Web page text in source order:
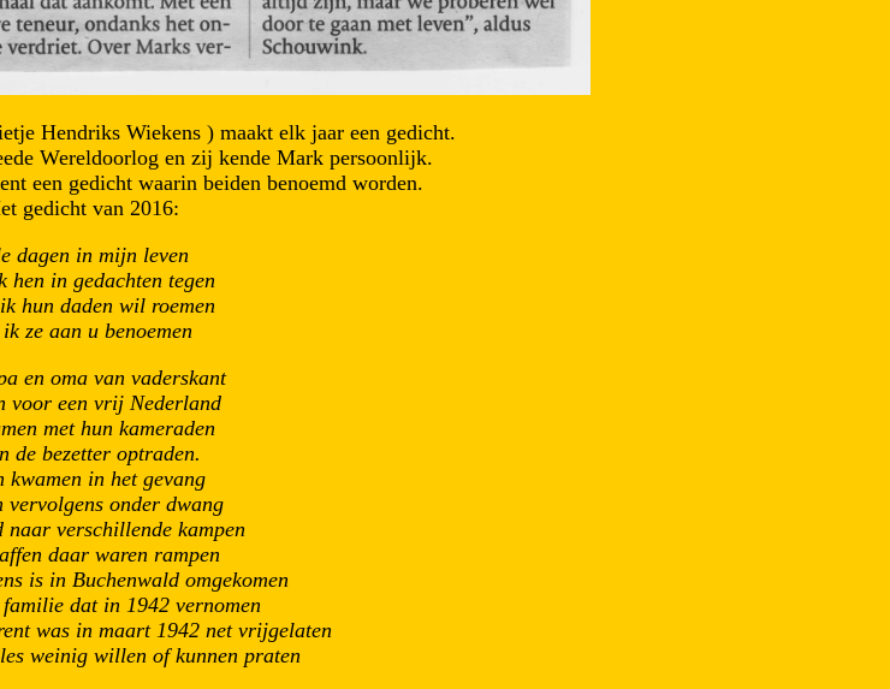
Hendriks Wiekens ) maakt elk jaar een gedicht.
Wereldoorlog en zij kende Mark persoonlijk.
een gedicht waarin beiden benoemd worden.
gedicht van 2016:
dagen in mijn leven
hen in gedachten tegen
hun daden wil roemen
ze aan u benoemen
en oma van vaderskant
voor een vrij Nederland
met hun kameraden
de bezetter optraden.
kwamen in het gevang
vervolgens onder dwang
naar verschillende kampen
daar waren rampen
is in Buchenwald omgekomen
familie dat in 1942 vernomen
was in maart 1942 net vrijgelaten
weinig willen of kunnen praten